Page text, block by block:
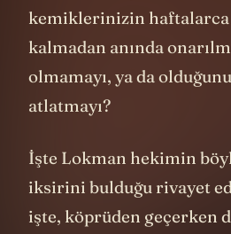
kemiklerinizin haftalarca
kalmadan anında
olmamayı, ya da
atlatmayı?
İşte Lokman hekimin
iksirini bulduğu rivayet
işte, köprüden geçerken